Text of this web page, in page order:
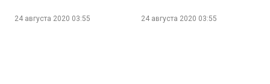
24 августа 2020 03:55 24 августа 2020 03:55